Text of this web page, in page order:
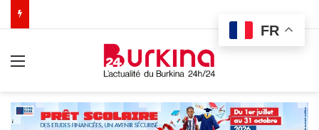
FR